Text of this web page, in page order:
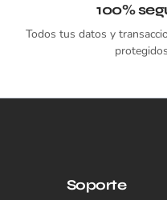
100%
Todos tus datos y
Soporte